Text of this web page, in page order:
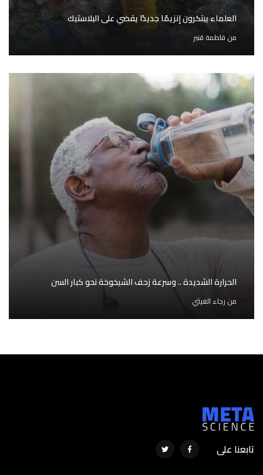
العلماء يبتكرون إنزيمًا جديدًا يقضي على البلاستيك
من فاطمة قنبر
الحرارة الشديدة .. وسرعة زحف الشيخوخة نحو كبار السن
من رجاء الغيثي
تابعنا على